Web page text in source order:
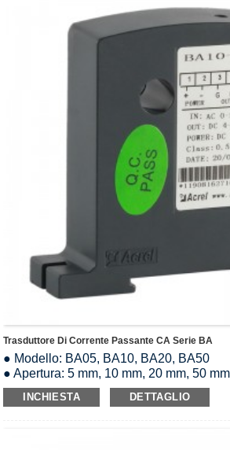
Trasduttore Di Corrente Passante CA Serie BA
● Modello: BA05, BA10, BA20, BA50
● Apertura: 5 mm, 10 mm, 20 mm, 50 mm
● Ingresso: AC0-10A, AC0-50A, AC0-
● Uscita analogica: CC 0-5 V/1-5 V/0-20
INCHIESTA DETTAGLIO